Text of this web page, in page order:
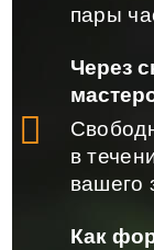
пары
Через
в
вашего
Как